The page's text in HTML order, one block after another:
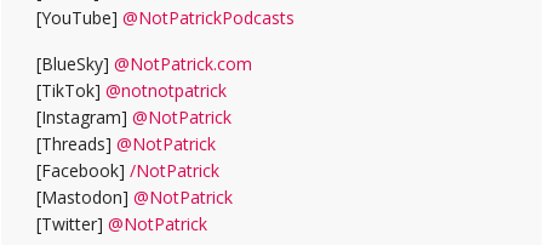
[YouTube] @NotPatrickPodcasts
[BlueSky] @NotPatrick.com
[TikTok] @notnotpatrick
[Instagram] @NotPatrick
[Threads] @NotPatrick
[Facebook] /NotPatrick
[Mastodon] @NotPatrick
[Twitter] @NotPatrick